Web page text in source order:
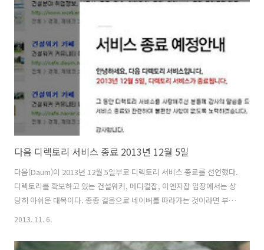
yes? no? 이거 안좋다는 분도 있는데, 제가 서비스센터 직원에게 직접
들은 말은 "상관 없다"입니다. 다만, 뜨거운 바람을 너무 가까이서 쐴 경
우 고장의 원인이 될 수 있으니 가급적 찬바람, 미지근한 바람으로 물기
를 없애는 게 바람직하며 뜨거운 바람을 쐴 경우에는 '멀리서' 쐬도록 ..
다음 디렉토리 서비스 종료 2013년 12월 5일
다음(Daum)이 2013년 12월 5일부로 디렉토리 서비스 종료를 선언했다.
디렉토리를 확보하고 있는 건설워커, 메디컬잡, 이엔지잡 입장에서는 상
당히 아쉬운 대목이다. 종종 걸음으로 네이버를 따라가는 것이라면 부정
포 허용 ★"건설워커에 없다면 대한민국에는 없는 건설회사입니다"★
2013. 11. 6.